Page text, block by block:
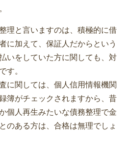
理と言いますのは、積極的に借
に加えて、保証人だからという
いをしていた方に関しても、対
す。
に関しては、個人信用情報機関
簿がチェックされますから、昔
個人再生みたいな債務整理で金
のある方は、合格は無理でしょ